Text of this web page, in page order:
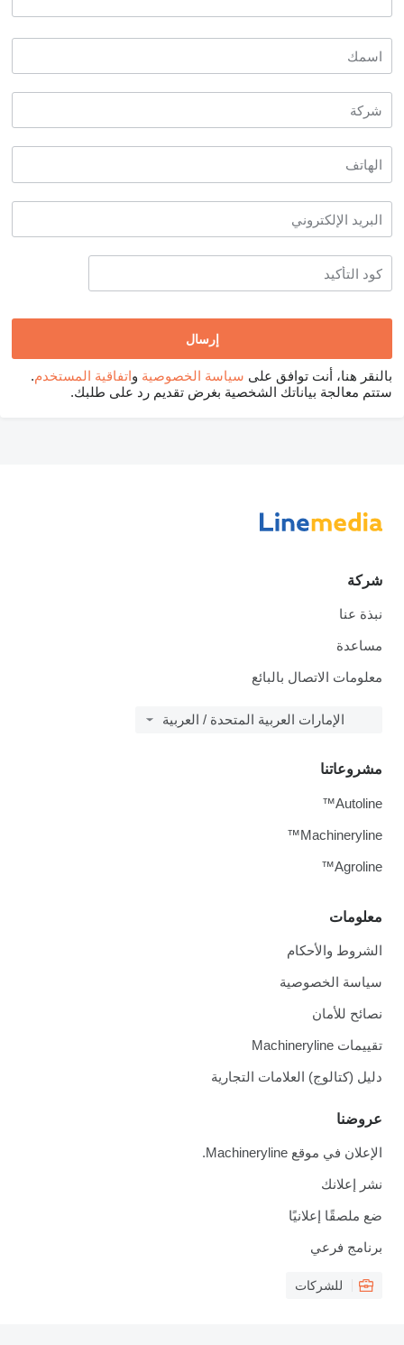
بالنقر هنا، أنت توافق على سياسة الخصوصية واتفاقية المستخدم.
ستتم معالجة بياناتك الشخصية بغرض تقديم رد على طلبك.
شركة
نبذة عنا
مساعدة
معلومات الاتصال بالبائع
الإمارات العربية المتحدة / العربية
معلومات
الشروط والأحكام
سياسة الخصوصية
نصائح للأمان
تقييمات Machineryline
دليل (كتالوج) العلامات التجارية
عروضنا
الإعلان في موقع Machineryline.
نشر إعلانك
ضع ملصقًا إعلانيًا
برنامج فرعي
للشركات
مشروعاتنا
Autoline™
Machineryline™
Agroline™